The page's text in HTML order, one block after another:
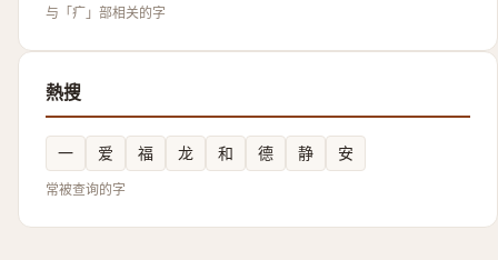
与「疒」部相关的字
熱搜
一 爱 福 龙 和 德 静 安
常被查询的字